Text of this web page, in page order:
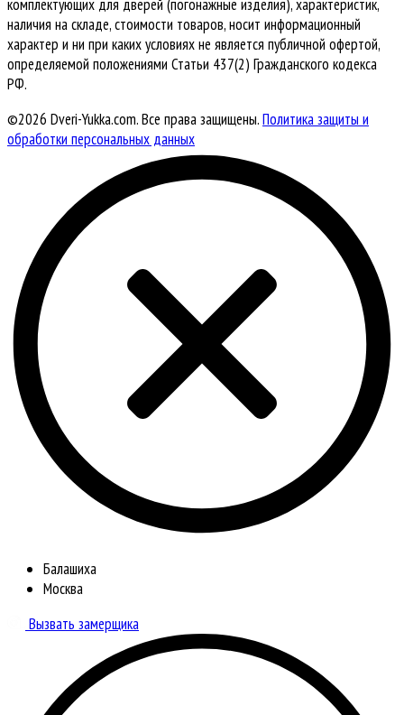
комплектующих для дверей (погонажные изделия), характеристик,
наличия на складе, стоимости товаров, носит информационный
характер и ни при каких условиях не является публичной офертой,
определяемой положениями Статьи 437(2) Гражданского кодекса
РФ.
©2026 Dveri-Yukka.com. Все права защищены.Политика защиты и
обработки персональных данных
Балашиха
Москва
Вызвать замерщика